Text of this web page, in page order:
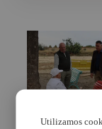
Utilizamos